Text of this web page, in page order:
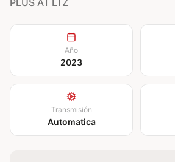
PLUS AT LTZ
Año
2023
Transmisión
Automatica